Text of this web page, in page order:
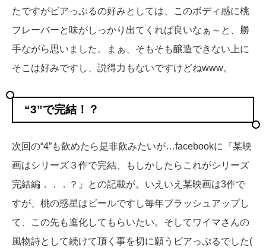
たですがビアっぷるの好みとしては、このボディ感に桃
フレーバーと味がしっかり出てくれば良いなぁ～と、勝
手ながら思いました。まぁ、そもそも醸造できない上に
そこは好みですし、説得力もないですけどねwww。
“3”で完結！？
次回の“4”も飲めたら是非飲みたいが…facebookに『某映
画はシリーズ３作で完結、もしかしたらこれがシリーズ
完結編．．．？』との記載が。いえいえ某映画は3作で
すが、桃の惑星はビールですし毎年ブラッシュアップし
て、この先も進化してもらいたい。そしてワイマさんの
風物詩として続けて頂く事を切に願うビアっぷるでした(